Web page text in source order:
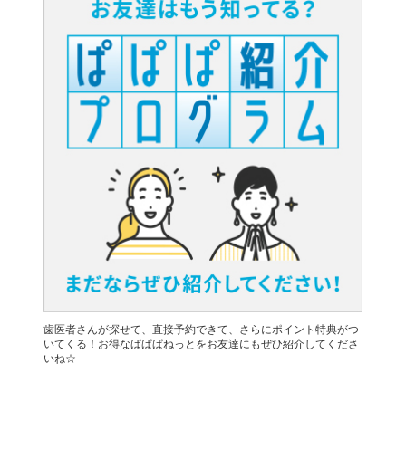
歯医者さんが探せて、直接予約できて、さらにポイント特典がつ
いてくる！お得なぱぱぱねっとをお友達にもぜひ紹介してくださ
いね☆